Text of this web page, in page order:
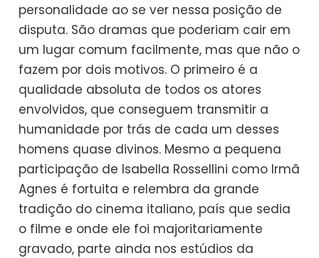
personalidade ao se ver nessa posição de
disputa. São dramas que poderiam cair em
um lugar comum facilmente, mas que não o
fazem por dois motivos. O primeiro é a
qualidade absoluta de todos os atores
envolvidos, que conseguem transmitir a
humanidade por trás de cada um desses
homens quase divinos. Mesmo a pequena
participação de Isabella Rossellini como Irmã
Agnes é fortuita e relembra da grande
tradição do cinema italiano, país que sedia
o filme e onde ele foi majoritariamente
gravado, parte ainda nos estúdios da